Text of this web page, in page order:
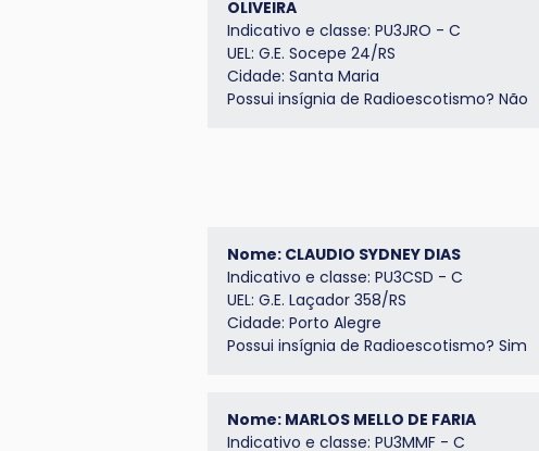
OLIVEIRA
Indicativo e classe: PU3JRO - C
UEL: G.E. Socepe 24/RS
Cidade: Santa Maria
Possui insígnia de Radioescotismo? Não
Nome: CLAUDIO SYDNEY DIAS
Indicativo e classe: PU3CSD - C
UEL: G.E. Laçador 358/RS
Cidade: Porto Alegre
Possui insígnia de Radioescotismo? Sim
Nome: MARLOS MELLO DE FARIA
Indicativo e classe: PU3MMF - C